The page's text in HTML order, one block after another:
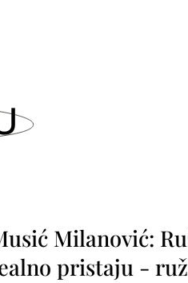
Milanović:
pristaju -